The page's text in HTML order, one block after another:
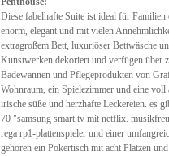
Diese fabelhafte Suite ist ideal für
enorm, elegant und mit vielen
extragroßem Bett, luxuriöser Bettwäsche
Kunstwerken dekoriert und verfügen über
Badewannen und Pflegeprodukten von
Wohnraum, ein Spielezimmer und eine voll
irische süße und herzhafte Leckereien. es
70 "samsung smart tv mit netflix.
rega rp1-plattenspieler und einer
gehören ein Pokertisch mit acht Plätzen